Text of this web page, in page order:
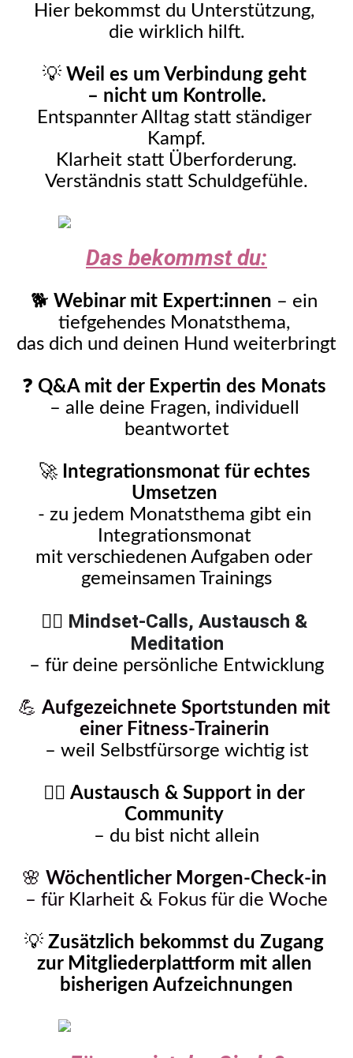
Hier bekommst du Unterstützung,
die wirklich hilft.
💡 Weil es um Verbindung geht
– nicht um Kontrolle.
Entspannter Alltag statt ständiger
Kampf.
Klarheit statt Überforderung.
Verständnis statt Schuldgefühle.
Das bekommst du:
🐕 Webinar mit Expert:innen – ein
tiefgehendes Monatsthema,
das dich und deinen Hund weiterbringt
❓ Q&A mit der Expertin des Monats
– alle deine Fragen, individuell
beantwortet
🚀 Integrationsmonat für echtes
Umsetzen
- zu jedem Monatsthema gibt ein
Integrationsmonat
mit verschiedenen Aufgaben oder
gemeinsamen Trainings
🧘‍♀️ Mindset-Calls, Austausch &
Meditation
– für deine persönliche Entwicklung
💪 Aufgezeichnete Sportstunden mit
einer Fitness-Trainerin
– weil Selbstfürsorge wichtig ist
❤️‍🔥 Austausch & Support in der
Community
– du bist nicht allein
🌸 Wöchentlicher Morgen-Check-in
– für Klarheit & Fokus für die Woche
💡 Zusätzlich bekommst du Zugang
zur Mitgliederplattform mit allen
bisherigen Aufzeichnungen